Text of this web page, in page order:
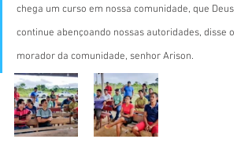
chega um curso em nossa comunidade, que Deus
continue abençoando nossas autoridades, disse o
morador da comunidade, senhor Arison.